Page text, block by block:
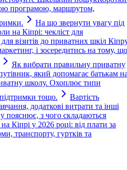
програмою, маршрутом,
На що звернути увагу під
на Кіпрі: чекліст для
візитів до приватних шкіл
і зосередитись на тому, що
Як вибрати правильну приватну
який допомагає батькам
школу. Охоплює типи
тощо.
Вартість
додаткові витрати та інші
пояснює, з чого складаються
Кіпрі у 2026 році: від плати за
транспорту, гуртків та